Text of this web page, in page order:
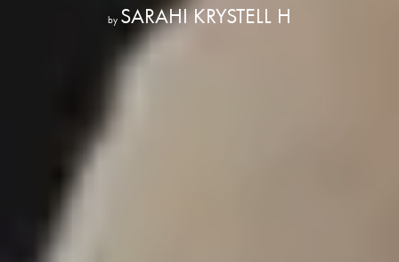
by SARAHI KRYSTELL H